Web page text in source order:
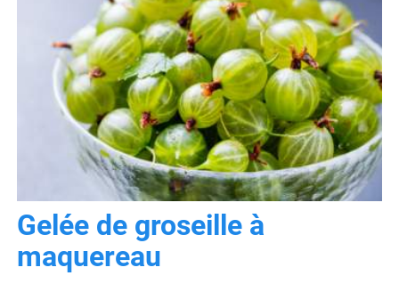
Gelée de groseille à
maquereau